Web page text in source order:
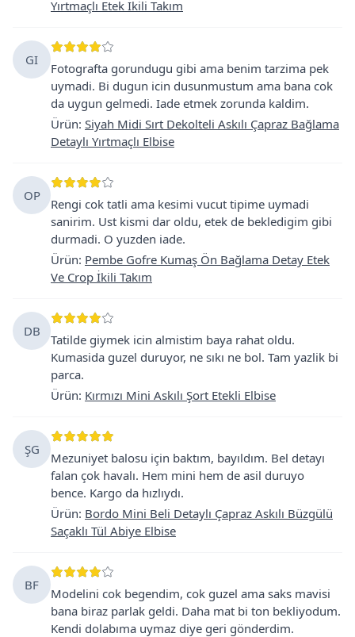
Yırtmaçlı Etek İkili Takım
GI
Fotografta gorundugu gibi ama benim tarzima pek
uymadi. Bi dugun icin dusunmustum ama bana cok
da uygun gelmedi. Iade etmek zorunda kaldim.
Ürün: Siyah Midi Sırt Dekolteli Askılı Çapraz Bağlama
Detaylı Yırtmaçlı Elbise
OP
Rengi cok tatli ama kesimi vucut tipime uymadi
sanirim. Ust kismi dar oldu, etek de bekledigim gibi
durmadi. O yuzden iade.
Ürün: Pembe Gofre Kumaş Ön Bağlama Detay Etek
Ve Crop İkili Takım
DB
Tatilde giymek icin almistim baya rahat oldu.
Kumasida guzel duruyor, ne sıkı ne bol. Tam yazlik bi
parca.
Ürün: Kırmızı Mini Askılı Şort Etekli Elbise
ŞG
Mezuniyet balosu için baktım, bayıldım. Bel detayı
falan çok havalı. Hem mini hem de asil duruyo
bence. Kargo da hızlıydı.
Ürün: Bordo Mini Beli Detaylı Çapraz Askılı Büzgülü
Saçaklı Tül Abiye Elbise
BF
Modelini cok begendim, cok guzel ama saks mavisi
bana biraz parlak geldi. Daha mat bi ton bekliyodum.
Kendi dolabıma uymaz diye geri gönderdim.